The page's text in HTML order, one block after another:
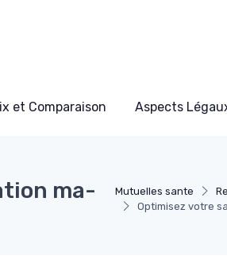
et Comparaison Aspects
Mutuelles sante
Optimisez votre
ma-